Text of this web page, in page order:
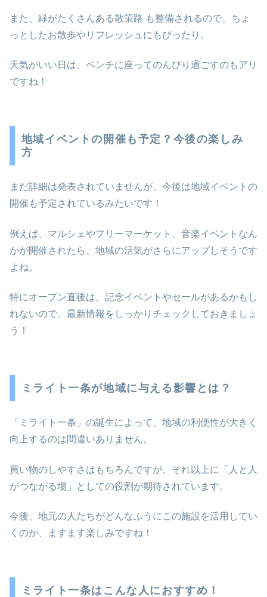
また、緑がたくさんある散策路 も整備されるので、ちょ
っとしたお散歩やリフレッシュにもぴったり。
天気がいい日は、ベンチに座ってのんびり過ごすのもアリ
ですね！
地域イベントの開催も予定？今後の楽しみ
方
まだ詳細は発表されていませんが、今後は地域イベントの
開催も予定されているみたいです！
例えば、マルシェやフリーマーケット、音楽イベントなん
かが開催されたら、地域の活気がさらにアップしそうです
よね。
特にオープン直後は、記念イベントやセールがあるかもし
れないので、最新情報をしっかりチェックしておきましょ
う！
ミライト一条が地域に与える影響とは？
「ミライト一条」の誕生によって、地域の利便性が大きく
向上するのは間違いありません。
買い物のしやすさはもちろんですが、それ以上に「人と人
がつながる場」としての役割が期待されています。
今後、地元の人たちがどんなふうにこの施設を活用してい
くのか、ますます楽しみですね！
ミライト一条はこんな人におすすめ！